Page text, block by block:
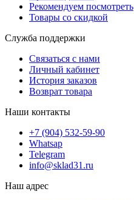
Рекомендуем посмотреть
Товары со скидкой
Служба поддержки
Связаться с нами
Личный кабинет
История заказов
Возврат товара
Наши контакты
+7 (904) 532-59-90
Whatsap
Telegram
info@sklad31.ru
Наш адрес